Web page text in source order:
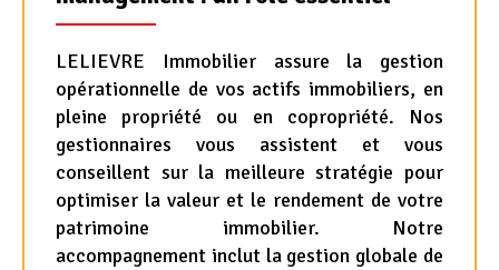
LELIEVRE Immobilier assure la gestion
opérationnelle de vos actifs immobiliers, en
pleine propriété ou en copropriété. Nos
gestionnaires vous assistent et vous
conseillent sur la meilleure stratégie pour
optimiser la valeur et le rendement de votre
patrimoine immobilier. Notre
accompagnement inclut la gestion globale de